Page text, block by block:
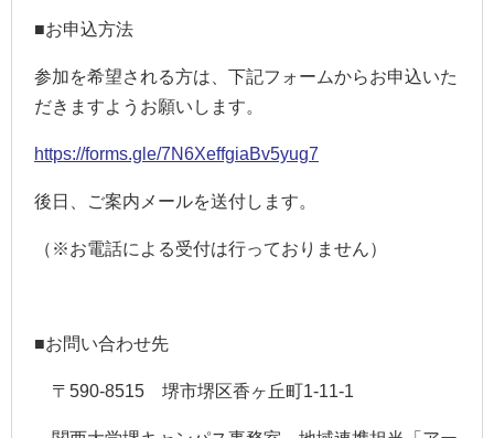
■お申込方法
参加を希望される方は、下記フォームからお申込いた
だきますようお願いします。
https://forms.gle/7N6XeffgiaBv5yug7
後日、ご案内メールを送付します。
（※お電話による受付は行っておりません）
■お問い合わせ先
〒 590-8515 堺市堺区香ヶ丘町1-11-1